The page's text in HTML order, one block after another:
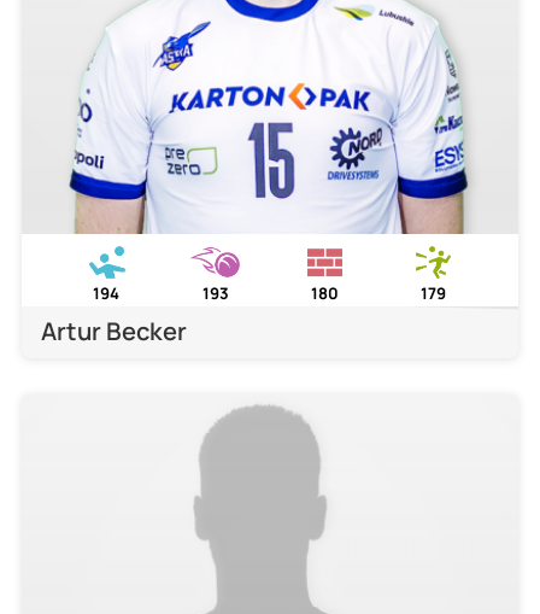
194 193 180 179
Artur Becker